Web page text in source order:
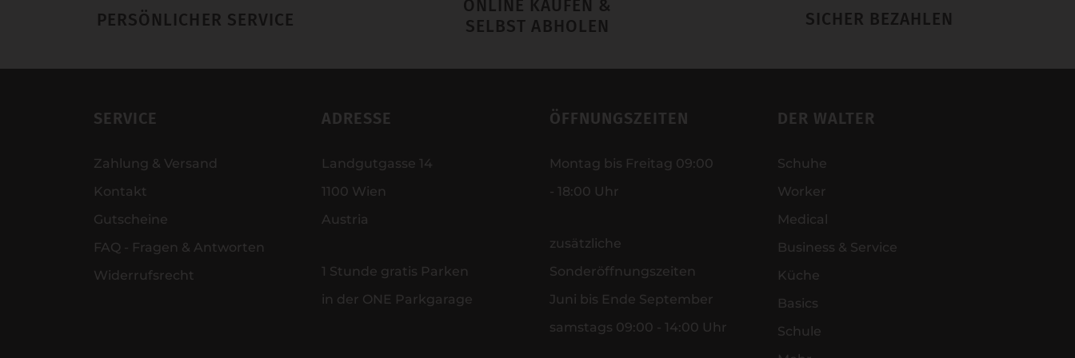
PERSÖNLICHER SERVICE
ONLINE KAUFEN &
SELBST ABHOLEN
SICHER BEZAHLEN
SERVICE
Zahlung & Versand
Kontakt
Gutscheine
FAQ - Fragen & Antworten
Widerrufsrecht
ADRESSE
Landgutgasse 14
1100 Wien
Austria
1 Stunde gratis Parken
in der ONE Parkgarage
ÖFFNUNGSZEITEN
Montag bis Freitag 09:00
- 18:00 Uhr
zusätzliche
Sonderöffnungszeiten
Juni bis Ende September
samstags 09:00 - 14:00 Uhr
DER WALTER
Schuhe
Worker
Medical
Business & Service
Küche
Basics
Schule